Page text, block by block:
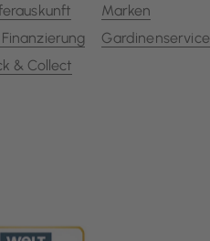
Finanzierung
& Collect
Marken
Gardinenservice